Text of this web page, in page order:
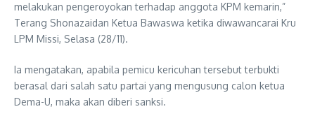
melakukan pengeroyokan terhadap anggota KPM kemarin,”
Terang Shonazaidan Ketua Bawaswa ketika diwawancarai Kru
LPM Missi, Selasa (28/11).
Ia mengatakan, apabila pemicu kericuhan tersebut terbukti
berasal dari salah satu partai yang mengusung calon ketua
Dema-U, maka akan diberi sanksi.